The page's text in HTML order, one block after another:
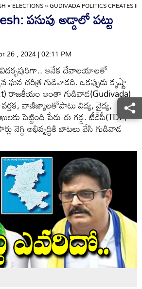
»ELECTIONS»GUDIVADA POLITICS CREATES
పసుపు అడ్డాలో పట్టు
26 , 2024 | 02:11 PM
విదర్భపురిగా.. అనేక దేవాలయాలతో
ఘన చరిత్ర గుడివాడది. ఒకప్పుడు కృష్ణా
రాజకీయం అంతా గుడివాడ(Gudivada)
వాణిజ్యాలతోపాటు విద్య, వైద్య,
పెట్టింది పేరు ఈ గడ్డ. టీడీపీ(TDP)
నెగ్గి అభివృద్ధికి బాటలు వేసి గుడివాడ